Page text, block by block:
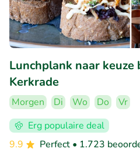
Lunchplank naar keuze
Kerkrade
Morgen Di Wo Do
Vr
Erg populaire deal
9.9
Perfect • 1.723